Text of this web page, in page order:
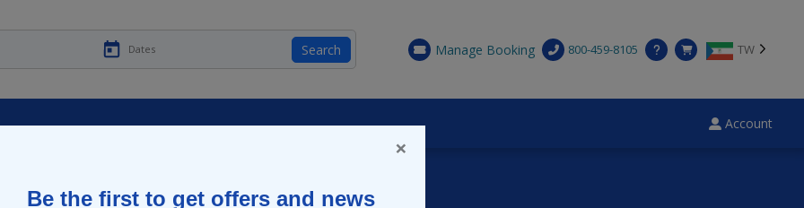
Search Manage Booking 800-459-8105 TW
Account
關於波士頓自由之路的9個令
×